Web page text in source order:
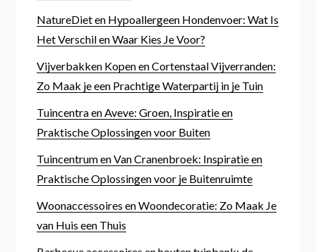
NatureDiet en Hypoallergeen Hondenvoer: Wat Is
Het Verschil en Waar Kies Je Voor?
Vijverbakken Kopen en Cortenstaal Vijverranden:
Zo Maak je een Prachtige Waterpartij in je Tuin
Tuincentra en Aveve: Groen, Inspiratie en
Praktische Oplossingen voor Buiten
Tuincentrum en Van Cranenbroek: Inspiratie en
Praktische Oplossingen voor je Buitenruimte
Woonaccessoires en Woondecoratie: Zo Maak Je
van Huis een Thuis